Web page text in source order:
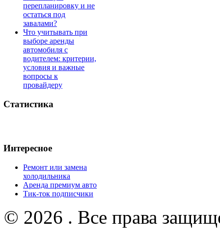
перепланировку и не
остаться под
завалами?
Что учитывать при
выборе аренды
автомобиля с
водителем: критерии,
условия и важные
вопросы к
провайдеру
Статистика
Интересное
Ремонт или замена
холодильника
Аренда премиум авто
Тик-ток подписчики
© 2026 . Все права